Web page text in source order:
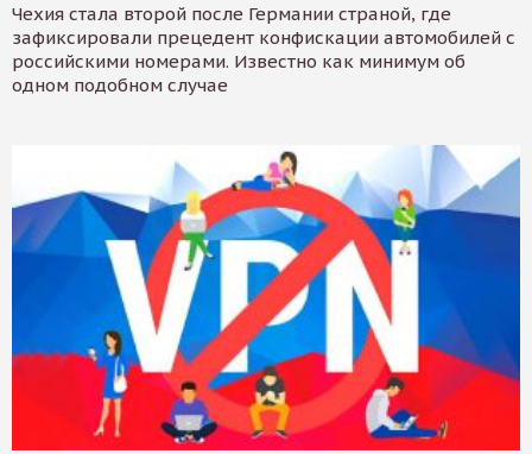
Чехия стала второй после Германии страной, где
зафиксировали прецедент конфискации автомобилей с
российскими номерами. Известно как минимум об
одном подобном случае